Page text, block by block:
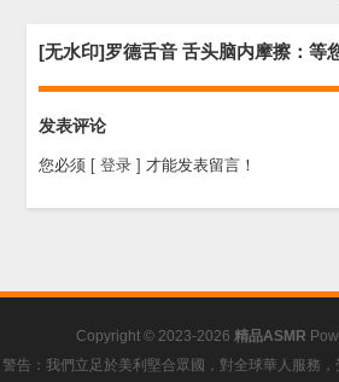
[无水印]罗德舌音 舌头脑内摩擦：等
发表评论
您必须 [ 登录 ] 才能发表留言！
Copyright © 2023-2026 精品ASMR
警告：我們立足於美利堅合眾國，對全球華人服務